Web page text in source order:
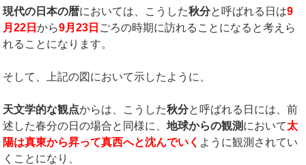
現代の日本の暦においては、こうした秋分と呼ばれる日は9
月22 日から9月23 日 ごろの時期に訪れることになると考えら
れることになります。
そして、上記の図において示したように、
天文学的な観点からは、こうした秋分と呼ばれる日には、前
述した春分の日の場合と同様に、地球からの観測 において太
陽は真東から昇って真西へと沈んでいく ように観測されてい
くことになり、